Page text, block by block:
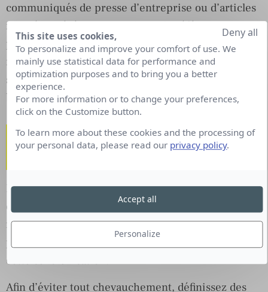
communiqués de presse d’entreprise ou d’articles
non rémunérés. Bien exploiter le référencement
peut aider à choisir les liens dont les mots clés
nécessitent une amélioration du classement et à
s’assurer que les relations publiques utilisent la
bonne URL vers laquelle établir un lien.
Gestion de la couverture
médiatique
La sensibilisation des influenceurs est un élément
essentiel de toute stratégie de marketing. En
fonction de la taille de votre entreprise, il est
probable que plus d’une équipe soit affectée à
cette sensibilisation.
Afin d’éviter tout chevauchement, définissez des
This site uses cookies,
To personalize and improve your comfort of use. We
mainly use statistical data for performance and
optimization purposes and to bring you a better
experience.
For more information or to change your preferences,
click on the Customize button.
To learn more about these cookies and the processing of
your personal data, please read our privacy policy.
Personalize
Deny all
Accept all